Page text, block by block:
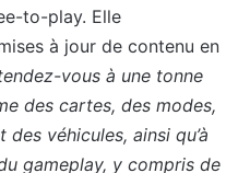
to-play. Elle
à jour de contenu en
vous à une tonne
des cartes, des modes,
véhicules, ainsi qu’à
gameplay, y compris de